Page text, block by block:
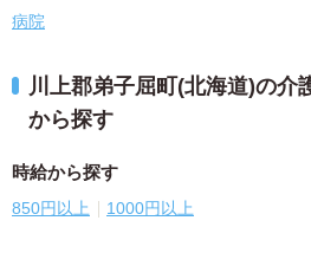
病院
川上郡弟子屈町(北海道)の介
から探す
時給から探す
850円以上 1000円以上